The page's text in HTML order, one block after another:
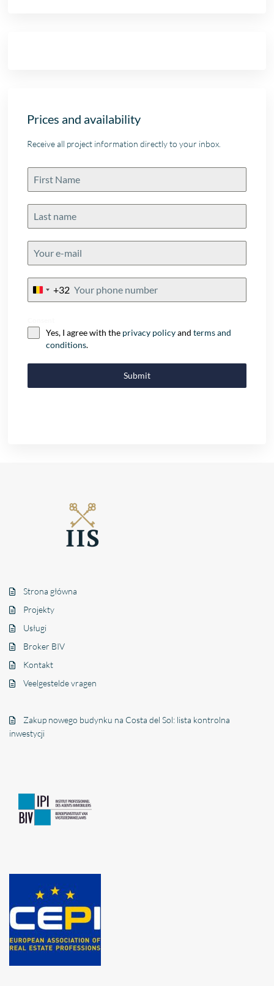
Prices and availability
Receive all project information directly to your inbox.
Belgium
+32
Yes, I agree with the privacy policyandterms and
conditions.
Submit
Strona główna
Projekty
Usługi
Broker BIV
Kontakt
Veelgestelde vragen
Zakup nowego budynku na Costa del Sol: lista kontrolna
inwestycji